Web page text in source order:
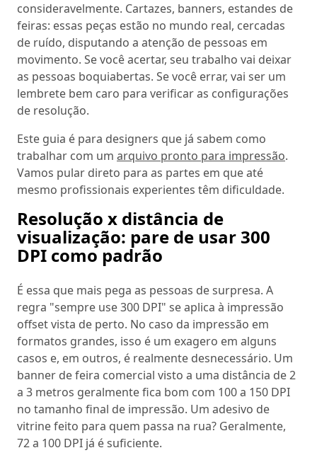
consideravelmente. Cartazes, banners, estandes de
feiras: essas peças estão no mundo real, cercadas
de ruído, disputando a atenção de pessoas em
movimento. Se você acertar, seu trabalho vai deixar
as pessoas boquiabertas. Se você errar, vai ser um
lembrete bem caro para verificar as configurações
de resolução.
Este guia é para designers que já sabem como
trabalhar com um arquivo pronto para impressão.
Vamos pular direto para as partes em que até
mesmo profissionais experientes têm dificuldade.
Resolução x distância de
visualização: pare de usar 300
DPI como padrão
É essa que mais pega as pessoas de surpresa. A
regra "sempre use 300 DPI" se aplica à impressão
offset vista de perto. No caso da impressão em
formatos grandes, isso é um exagero em alguns
casos e, em outros, é realmente desnecessário. Um
banner de feira comercial visto a uma distância de 2
a 3 metros geralmente fica bom com 100 a 150 DPI
no tamanho final de impressão. Um adesivo de
vitrine feito para quem passa na rua? Geralmente,
72 a 100 DPI já é suficiente.